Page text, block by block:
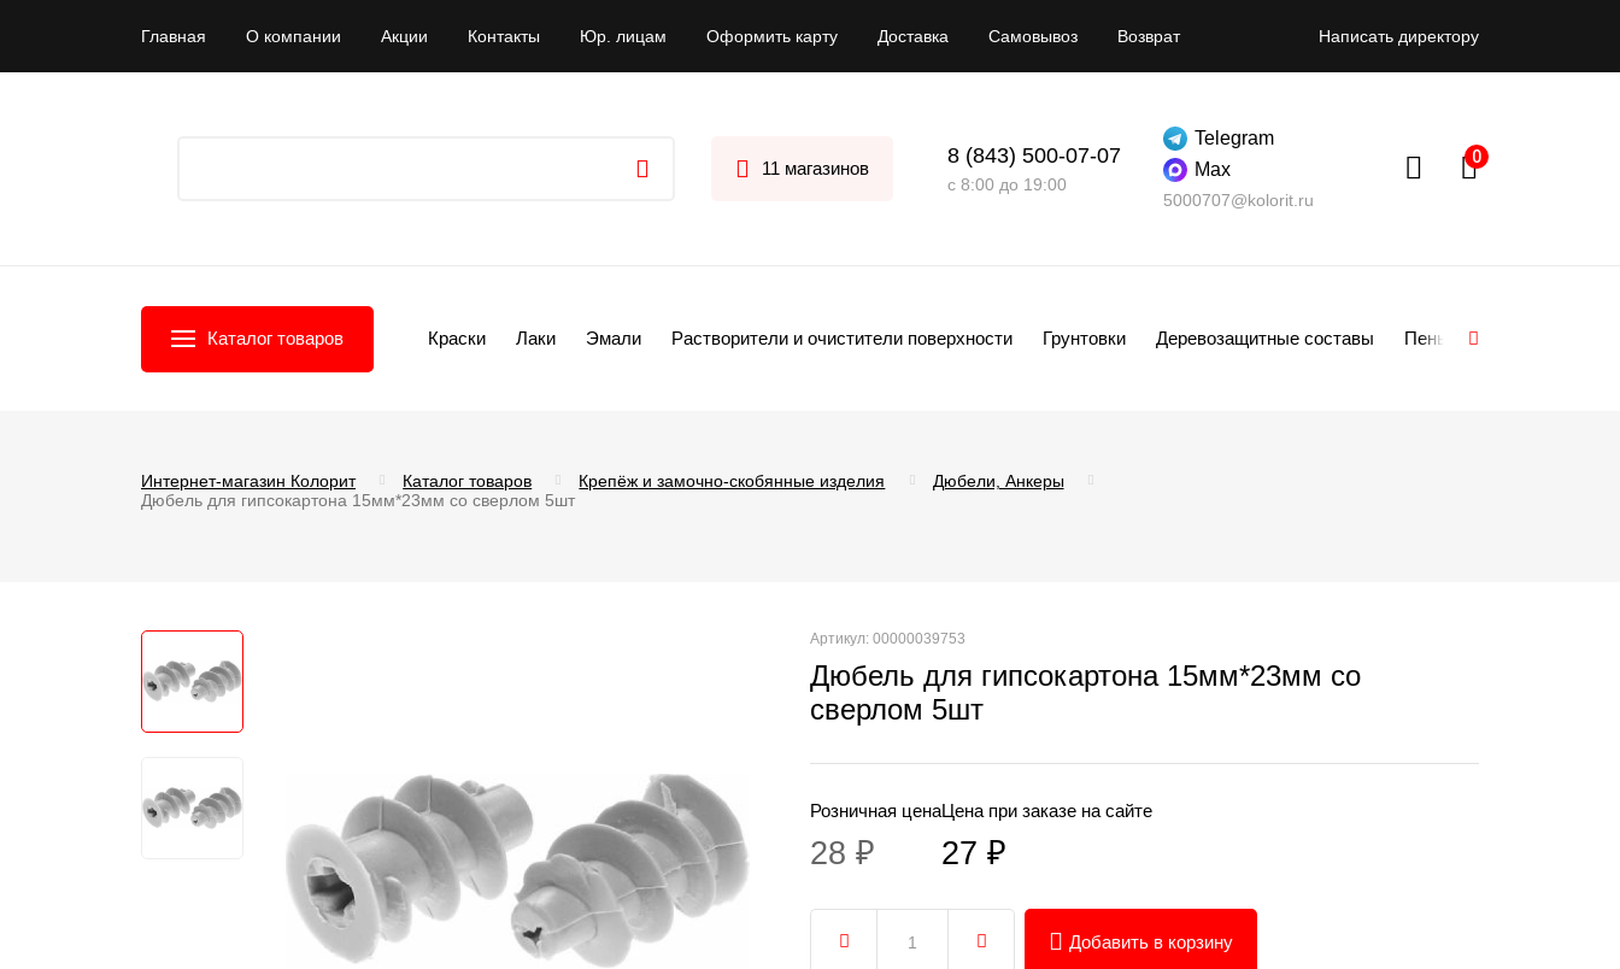
Главная О компании Акции Контакты Юр. лицам Оформить карту Доставка Самовывоз Возврат Написать директору
11 магазинов
8 (843) 500-07-07
с 8:00 до 19:00
Telegram
Max
5000707@kolorit.ru
Каталог товаров Краски Лаки Эмали Растворители и очистители поверхности Грунтовки Деревозащитные составы Пены
Интернет-магазин Колорит Каталог товаров Крепёж и замочно-скобянные изделия
Дюбели, Анкеры
Дюбель для гипсокартона 15мм*23мм со сверлом 5шт
Артикул: 00000039753
Дюбель для гипсокартона 15мм*23мм со
сверлом 5шт
Розничная цена
28 ₽
Цена при заказе на сайте
27 ₽
Добавить в корзину